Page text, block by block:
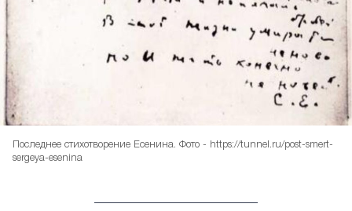
Последнее стихотворение Есенина. Фото - https://tunnel.ru/post-smert-
sergeya-esenina